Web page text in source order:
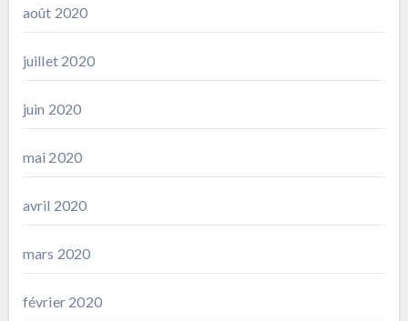
août 2020
juillet 2020
juin 2020
mai 2020
avril 2020
mars 2020
février 2020